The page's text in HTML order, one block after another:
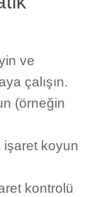
ve
çalışın.
(örneğin
işaret koyun
kontrolü